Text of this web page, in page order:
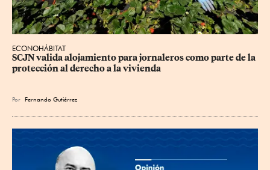
ECONOHÁBITAT
SCJN valida alojamiento para jornaleros como parte de la
protección al derecho a la vivienda
Por Fernando Gutiérrez